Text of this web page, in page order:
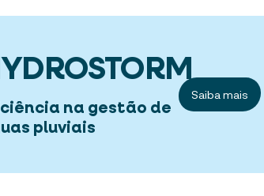
na gestão de
pluviais
Saiba mais